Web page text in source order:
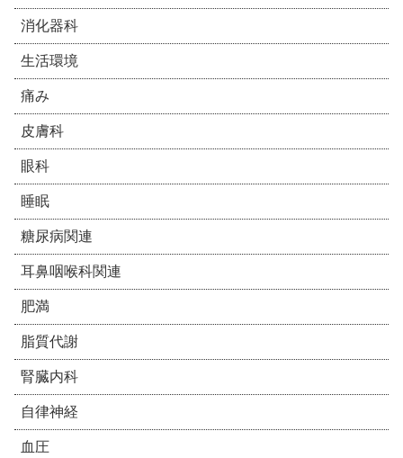
消化器科
生活環境
痛み
皮膚科
眼科
睡眠
糖尿病関連
耳鼻咽喉科関連
肥満
脂質代謝
腎臓内科
自律神経
血圧